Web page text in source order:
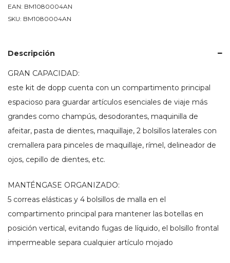
EAN: BM1080004AN
SKU: BM1080004AN
Descripción
GRAN CAPACIDAD:
este kit de dopp cuenta con un compartimento principal
espacioso para guardar artículos esenciales de viaje más
grandes como champús, desodorantes, maquinilla de
afeitar, pasta de dientes, maquillaje, 2 bolsillos laterales con
cremallera para pinceles de maquillaje, rímel, delineador de
ojos, cepillo de dientes, etc.
MANTÉNGASE ORGANIZADO:
5 correas elásticas y 4 bolsillos de malla en el
compartimento principal para mantener las botellas en
posición vertical, evitando fugas de líquido, el bolsillo frontal
impermeable separa cualquier artículo mojado